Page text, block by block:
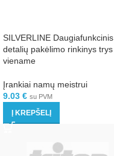
SILVERLINE Daugiafunkcinis
detalių pakėlimo rinkinys trys
viename
Įrankiai namų meistrui
9.03 € su PVM
Į KREPŠELĮ